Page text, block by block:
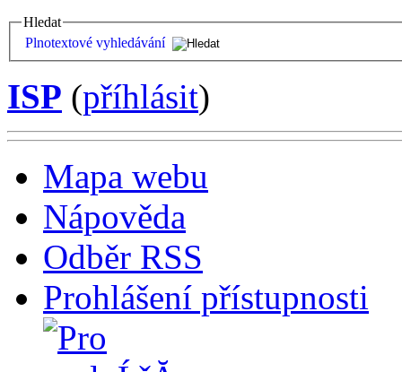
Hledat
Plnotextové vyhledávání
ISP (příhlásit)
Mapa webu
Nápověda
Odběr RSS
Prohlášení přístupnosti